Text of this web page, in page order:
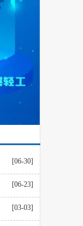
[06-30]
[06-23]
[03-03]